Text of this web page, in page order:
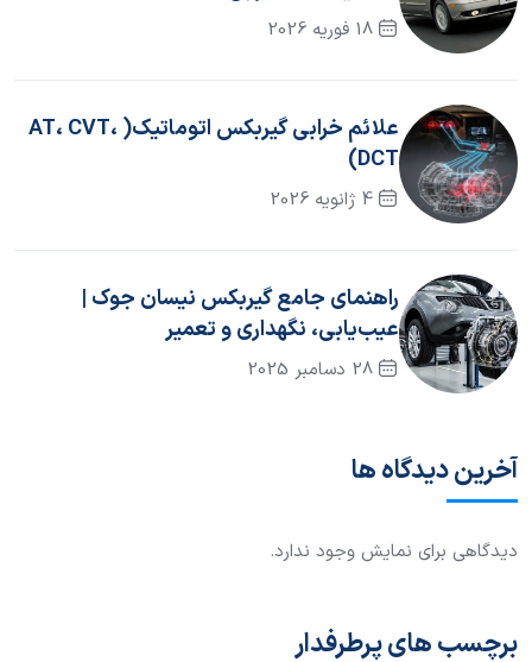
18 فوریه 2026
علائم خرابی گیربکس اتوماتیک( AT، CVT،
DCT)
4 ژانویه 2026
راهنمای جامع گیربکس نیسان جوک |
عیب‌یابی، نگهداری و تعمیر
28 دسامبر 2025
آخرین دیدگاه ها
دیدگاهی برای نمایش وجود ندارد.
برچسب های پرطرفدار